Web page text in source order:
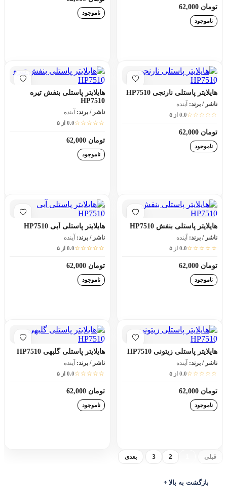
تومان 62,000
ناموجود
ناموجود
هایلایتر پاستلی نارنجی HP7510
ناشر / برند: آینده
☆☆☆☆☆0.0 از ۵
تومان 62,000
ناموجود
هایلایتر پاستلی بنفش تیره
HP7510
ناشر / برند: آینده
☆☆☆☆☆0.0 از ۵
تومان 62,000
ناموجود
هایلایتر پاستلی بنفش HP7510
ناشر / برند: آینده
☆☆☆☆☆0.0 از ۵
تومان 62,000
ناموجود
هایلایتر پاستلی آبی HP7510
ناشر / برند: آینده
☆☆☆☆☆0.0 از ۵
تومان 62,000
ناموجود
هایلایتر پاستلی زیتونی HP7510
ناشر / برند: آینده
☆☆☆☆☆0.0 از ۵
تومان 62,000
ناموجود
هایلایتر پاستلی گلبهی HP7510
ناشر / برند: آینده
☆☆☆☆☆0.0 از ۵
تومان 62,000
ناموجود
قبلی 2
3 بعدی
بازگشت به بالا